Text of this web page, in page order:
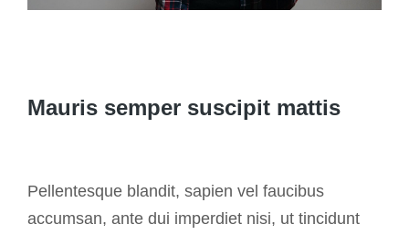
Mauris semper suscipit mattis
Pellentesque blandit, sapien vel faucibus
accumsan, ante dui imperdiet nisi, ut tincidunt